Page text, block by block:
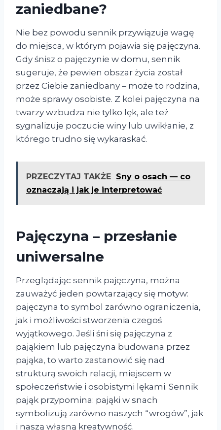
zaniedbane?
Nie bez powodu sennik przywiązuje wagę
do miejsca, w którym pojawia się pajęczyna.
Gdy śnisz o pajęczynie w domu, sennik
sugeruje, że pewien obszar życia został
przez Ciebie zaniedbany – może to rodzina,
może sprawy osobiste. Z kolei pajęczyna na
twarzy wzbudza nie tylko lęk, ale też
sygnalizuje poczucie winy lub uwikłanie, z
którego trudno się wykaraskać.
PRZECZYTAJ TAKŻE Sny o osach — co
oznaczają i jak je interpretować
Pajęczyna – przesłanie
uniwersalne
Przeglądając sennik pajęczyna, można
zauważyć jeden powtarzający się motyw:
pajęczyna to symbol zarówno ograniczenia,
jak i możliwości stworzenia czegoś
wyjątkowego. Jeśli śni się pajęczyna z
pająkiem lub pajęczyna budowana przez
pająka, to warto zastanowić się nad
strukturą swoich relacji, miejscem w
społeczeństwie i osobistymi lękami. Sennik
pająk przypomina: pająki w snach
symbolizują zarówno naszych “wrogów”, jak
i naszą własną kreatywność.